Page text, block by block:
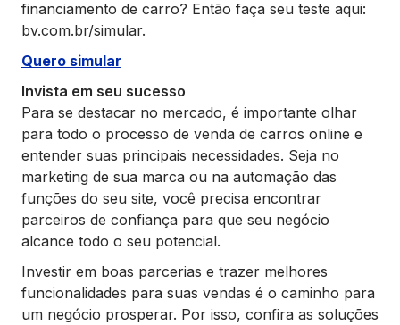
financiamento de carro? Então faça seu teste aqui:
bv.com.br/simular.
Quero simular
Invista em seu sucesso
Para se destacar no mercado, é importante olhar
para todo o processo de venda de carros online e
entender suas principais necessidades. Seja no
marketing de sua marca ou na automação das
funções do seu site, você precisa encontrar
parceiros de confiança para que seu negócio
alcance todo o seu potencial.
Investir em boas parcerias e trazer melhores
funcionalidades para suas vendas é o caminho para
um negócio prosperar. Por isso, confira as soluções